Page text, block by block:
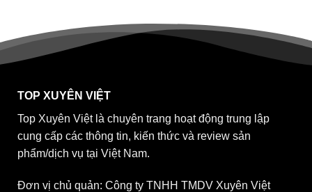
TOP XUYÊN VIỆT
Top Xuyên Việt là chuyên trang hoạt động trung lập
cung cấp các thông tin, kiến thức và review sản
phẩm/dịch vụ tại Việt Nam.
Đơn vị chủ quản: Công ty TNHH TMDV Xuyên Việt